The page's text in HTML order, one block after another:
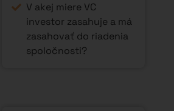
V akej miere VC
investor zasahuje a má
zasahovať do riadenia
spoločnosti?